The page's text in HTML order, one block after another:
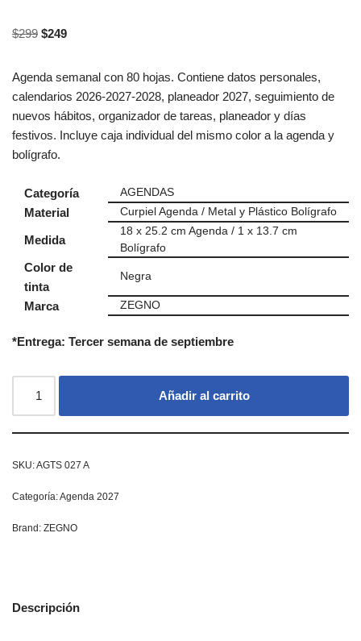
$299 $249
Agenda semanal con 80 hojas. Contiene datos personales,
calendarios 2026-2027-2028, planeador 2027, seguimiento de
nuevos hábitos, organizador de tareas, planeador y días
festivos. Incluye caja individual del mismo color a la agenda y
bolígrafo.
Categoría AGENDAS
Material Curpiel Agenda / Metal y Plástico Bolígrafo
Medida
18 x 25.2 cm Agenda / 1 x 13.7 cm
Bolígrafo
Color de
tinta
Negra
Marca ZEGNO
*Entrega: Tercer semana de septiembre
Añadir al carrito
SKU:AGTS 027 A
Categoría:Agenda 2027
Brand: ZEGNO
Descripción